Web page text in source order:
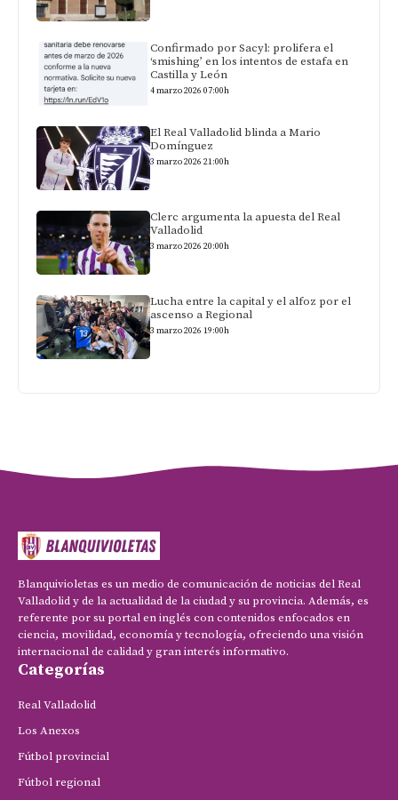
Confirmado por Sacyl: prolifera el
‘smishing’ en los intentos de estafa en
Castilla y León
4 marzo 2026 07:00h
El Real Valladolid blinda a Mario
Domínguez
3 marzo 2026 21:00h
Clerc argumenta la apuesta del Real
Valladolid
3 marzo 2026 20:00h
Lucha entre la capital y el alfoz por el
ascenso a Regional
3 marzo 2026 19:00h
Blanquivioletas es un medio de comunicación de noticias del Real
Valladolid y de la actualidad de la ciudad y su provincia. Además, es
referente por su portal en inglés con contenidos enfocados en
ciencia, movilidad, economía y tecnología, ofreciendo una visión
internacional de calidad y gran interés informativo.
Categorías
Real Valladolid
Los Anexos
Fútbol provincial
Fútbol regional